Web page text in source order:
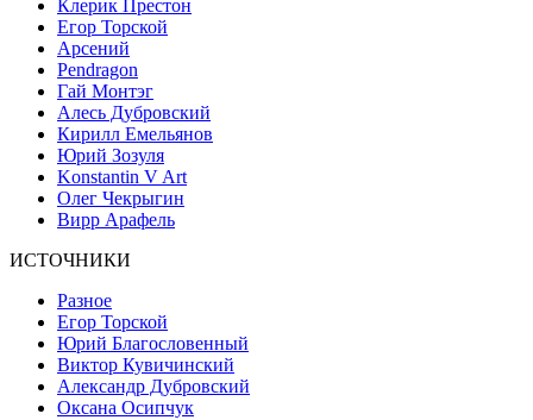
Клерик Престон
Егор Topской
Арсений
Pendragon
Гай Монтэг
Алесь Дубровский
Кирилл Емельянов
Юрий Зозуля
Konstantin V Art
Олег Чекрыгин
Вирр Арафель
ИСТОЧНИКИ
Разное
Егор Торской
Юрий Благословенный
Виктор Кувичинский
Александр Дубровский
Оксана Осипчук